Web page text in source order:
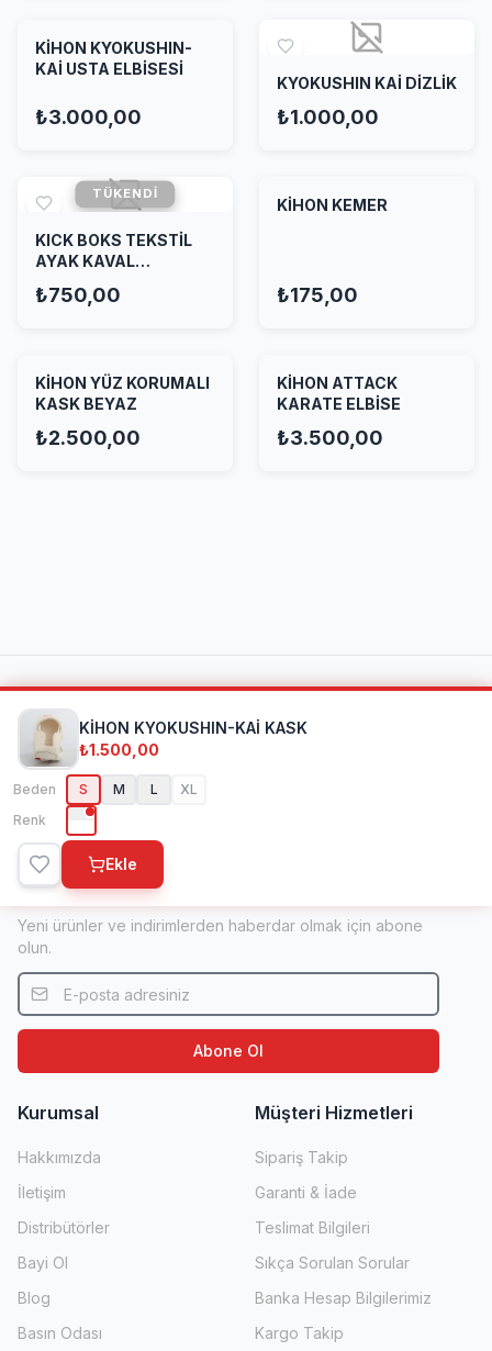
KİHON KYOKUSHIN-
KAİ USTA ELBİSESİ
₺3.000,00
KYOKUSHIN KAİ DİZLİK
₺1.000,00
TÜKENDI
KICK BOKS TEKSTİL
AYAK KAVAL
₺750,00
KİHON KEMER
₺175,00
KİHON YÜZ KORUMALI
KASK BEYAZ
₺2.500,00
KİHON ATTACK
KARATE ELBİSE
₺3.500,00
KİHON KYOKUSHIN-KAİ KASK
₺1.500,00
Beden S M L
XL
Renk
Ekle
Kihon Spor
1998'den beri dövüş sanatları ve spor ekipmanlarında
Türkiye'nin öncü ve uluslararası markası.
Bülten
Yeni ürünler ve indirimlerden haberdar olmak için abone
olun.
Abone Ol
Kurumsal
Hakkımızda
İletişim
Distribütörler
Bayi Ol
Blog
Basın Odası
Müşteri Hizmetleri
Sipariş Takip
Garanti & İade
Teslimat Bilgileri
Sıkça Sorulan Sorular
Banka Hesap Bilgilerimiz
Kargo Takip